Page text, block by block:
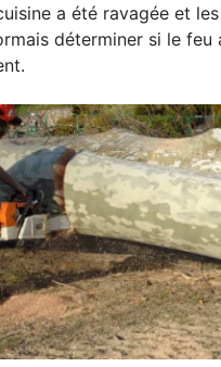
a été ravagée et
déterminer si le feu